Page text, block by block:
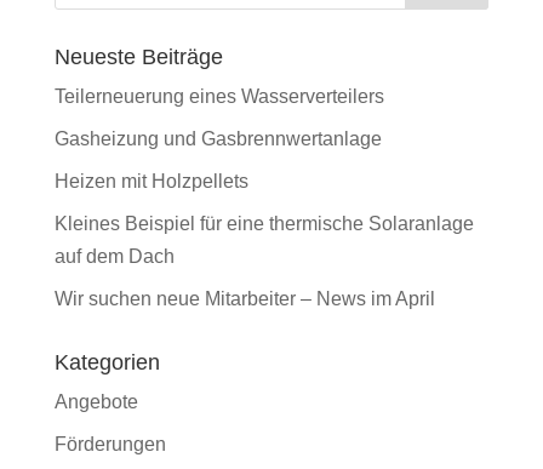
Neueste Beiträge
Teilerneuerung eines Wasserverteilers
Gasheizung und Gasbrennwertanlage
Heizen mit Holzpellets
Kleines Beispiel für eine thermische Solaranlage
auf dem Dach
Wir suchen neue Mitarbeiter – News im April
Kategorien
Angebote
Förderungen